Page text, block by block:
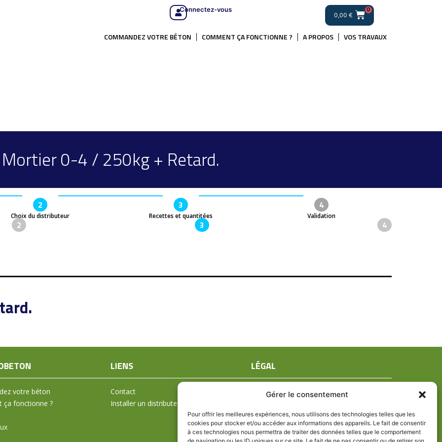
Gérer le consentement
Pour offrir les meilleures expériences, nous utilisons des technologies telles que les
cookies pour stocker et/ou accéder aux informations des appareils. Le fait de consentir
à ces technologies nous permettra de traiter des données telles que le comportement
Connectez-vous
0,00 €
0
COMMANDEZ VOTRE BÉTON COMMENT ÇA FONCTIONNE ? A PROPOS VOS TRAVAUX
Mortier 0-4 / 250kg + Retard.
2
Choix du distributeur
3
Recettes et quantitées
4
Validation
2 3 4
votre béton
ça fonctionne ?
LIENS
Contact
Installer un distributeur
LÉGAL
Mentions légales
Politique de confidentialité
Politique de cookies (UE)